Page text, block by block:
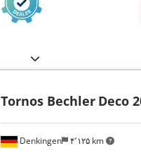
Denkingen ۴٬۱۲۵ km
Tornos Bechler Deco